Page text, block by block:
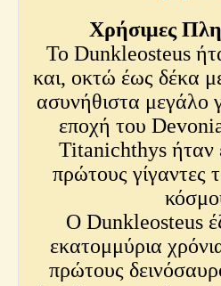
Χρήσιμες
Το Dunkleosteus
και, οκτώ έως δέκα
ασυνήθιστα μεγάλο
εποχή του
Titanichthys ήταν
πρώτους γίγαντες
Ο Dunkleosteus
εκατομμύρια
πρώτους